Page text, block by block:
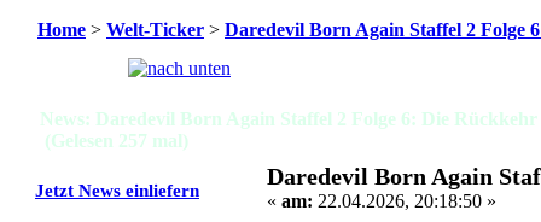
Home > Welt-Ticker > Daredevil Born Again Staffel 2 Folge
News: Daredevil Born Again Staffel 2 Folge 6: Die
(Gelesen 257 mal)
Jetzt News einliefern
Daredevil Born Again
« am: 22.04.2026, 20:18:50 »